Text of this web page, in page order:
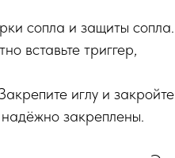
сопла и защиты сопла.
вставьте триггер,
иглу и закройте
закреплены.